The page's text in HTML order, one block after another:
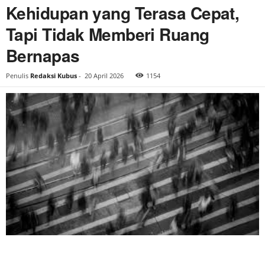
Kehidupan yang Terasa Cepat,
Tapi Tidak Memberi Ruang
Bernapas
Penulis Redaksi Kubus - 20 April 2026 1154